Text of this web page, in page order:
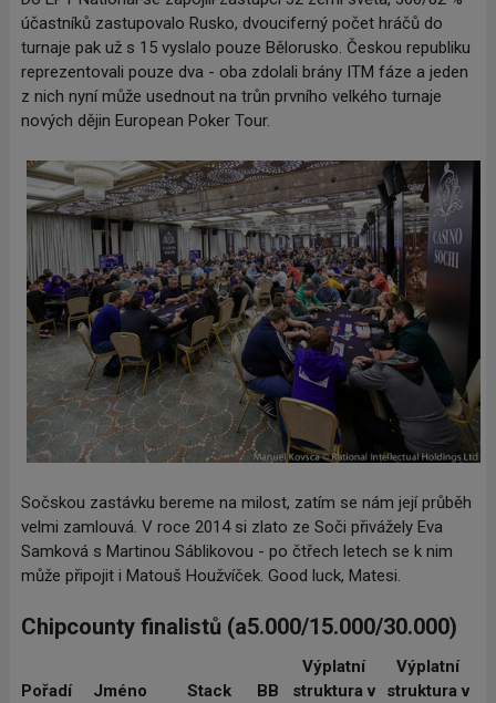
účastníků zastupovalo Rusko, dvouciferný počet hráčů do
turnaje pak už s 15 vyslalo pouze Bělorusko. Českou republiku
reprezentovali pouze dva - oba zdolali brány ITM fáze a jeden
z nich nyní může usednout na trůn prvního velkého turnaje
nových dějin European Poker Tour.
Sočskou zastávku bereme na milost, zatím se nám její průběh
velmi zamlouvá. V roce 2014 si zlato ze Soči přivážely Eva
Samková s Martinou Sáblikovou - po čtřech letech se k nim
může připojit i Matouš Houžvíček. Good luck, Matesi.
Chipcounty finalistů (a5.000/15.000/30.000)
Pořadí Jméno Stack BB
Výplatní
struktura v
Výplatní
struktura v